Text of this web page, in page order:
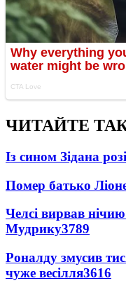
ЧИТАЙТЕ
Із сином Зідана
Помер батько
Челсі вирвав
Мудрику3789
Роналду змусив
чуже весілля3616